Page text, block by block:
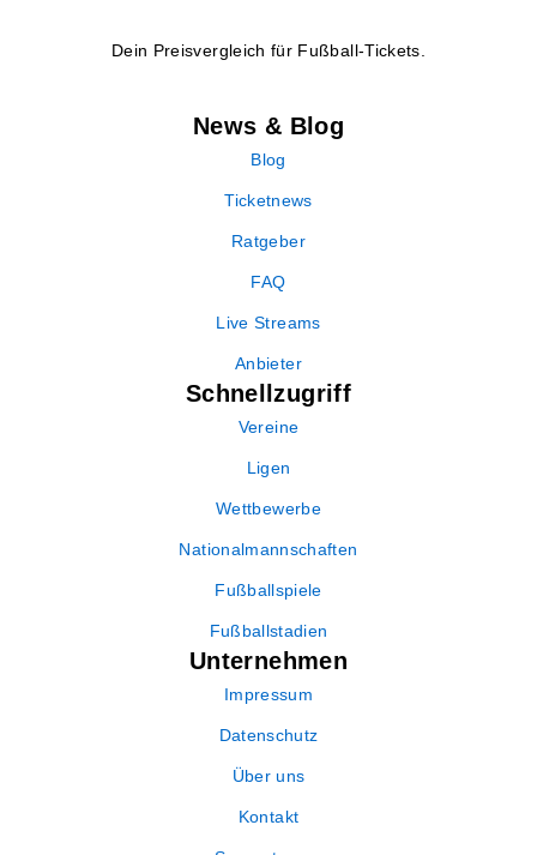
Dein Preisvergleich für Fußball-Tickets.
News & Blog
Blog
Ticketnews
Ratgeber
FAQ
Live Streams
Anbieter
Schnellzugriff
Vereine
Ligen
Wettbewerbe
Nationalmannschaften
Fußballspiele
Fußballstadien
Unternehmen
Impressum
Datenschutz
Über uns
Kontakt